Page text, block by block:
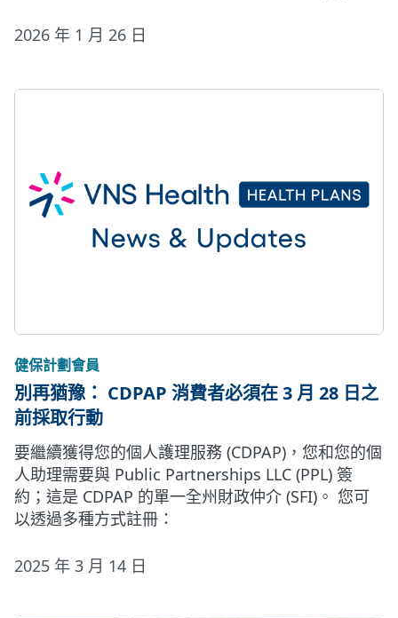
2026 年 1 月 26 日
健保計劃會員
別再猶豫： CDPAP 消費者必須在 3 月 28 日之
前採取行動
要繼續獲得您的個人護理服務 (CDPAP)，您和您的個
人助理需要與 Public Partnerships LLC (PPL) 簽
約；這是 CDPAP 的單一全州財政仲介 (SFI)。 您可
以透過多種方式註冊：
2025 年 3 月 14 日